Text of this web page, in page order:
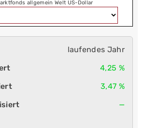
allgemein Welt US-Dollar
laufendes Jahr
4,25 %
3,47 %
—